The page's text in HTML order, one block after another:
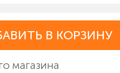
В КОРЗИНУ
магазина